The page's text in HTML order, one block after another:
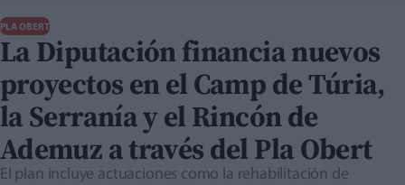
PLA OBERT
La Diputación financia nuevos
proyectos en el Camp de Túria,
la Serranía y el Rincón de
Ademuz a través del Pla Obert
El plan incluye actuaciones como la rehabilitación de